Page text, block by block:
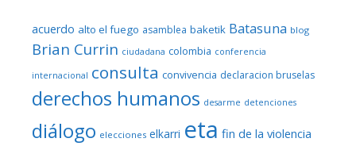
acuerdo alto el fuego asamblea baketik Batasuna blog
Brian Currin ciudadana colombia conferencia
internacional consulta convivencia declaracion bruselas
derechos humanos desarme detenciones
diálogo elecciones elkarri eta fin de la violencia